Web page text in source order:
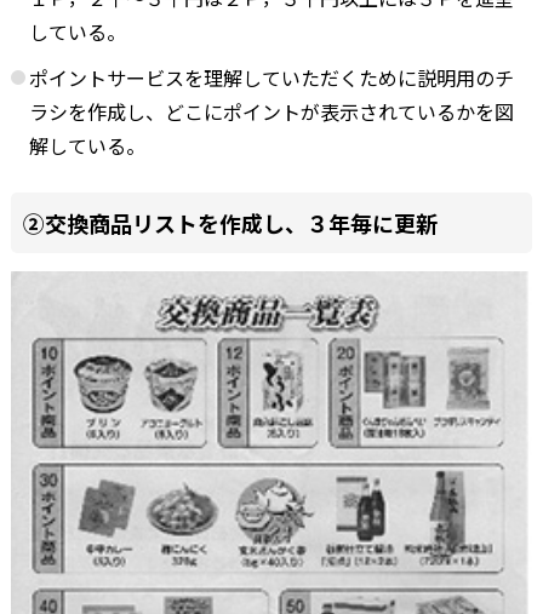
している。
ポイントサービスを理解していただくために説明用のチ
ラシを作成し、どこにポイントが表示されているかを図
解している。
②交換商品リストを作成し、３年毎に更新